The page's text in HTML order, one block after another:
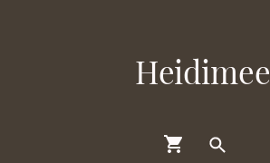
Heidimee